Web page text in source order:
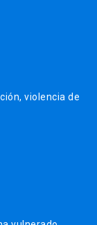
violencia de